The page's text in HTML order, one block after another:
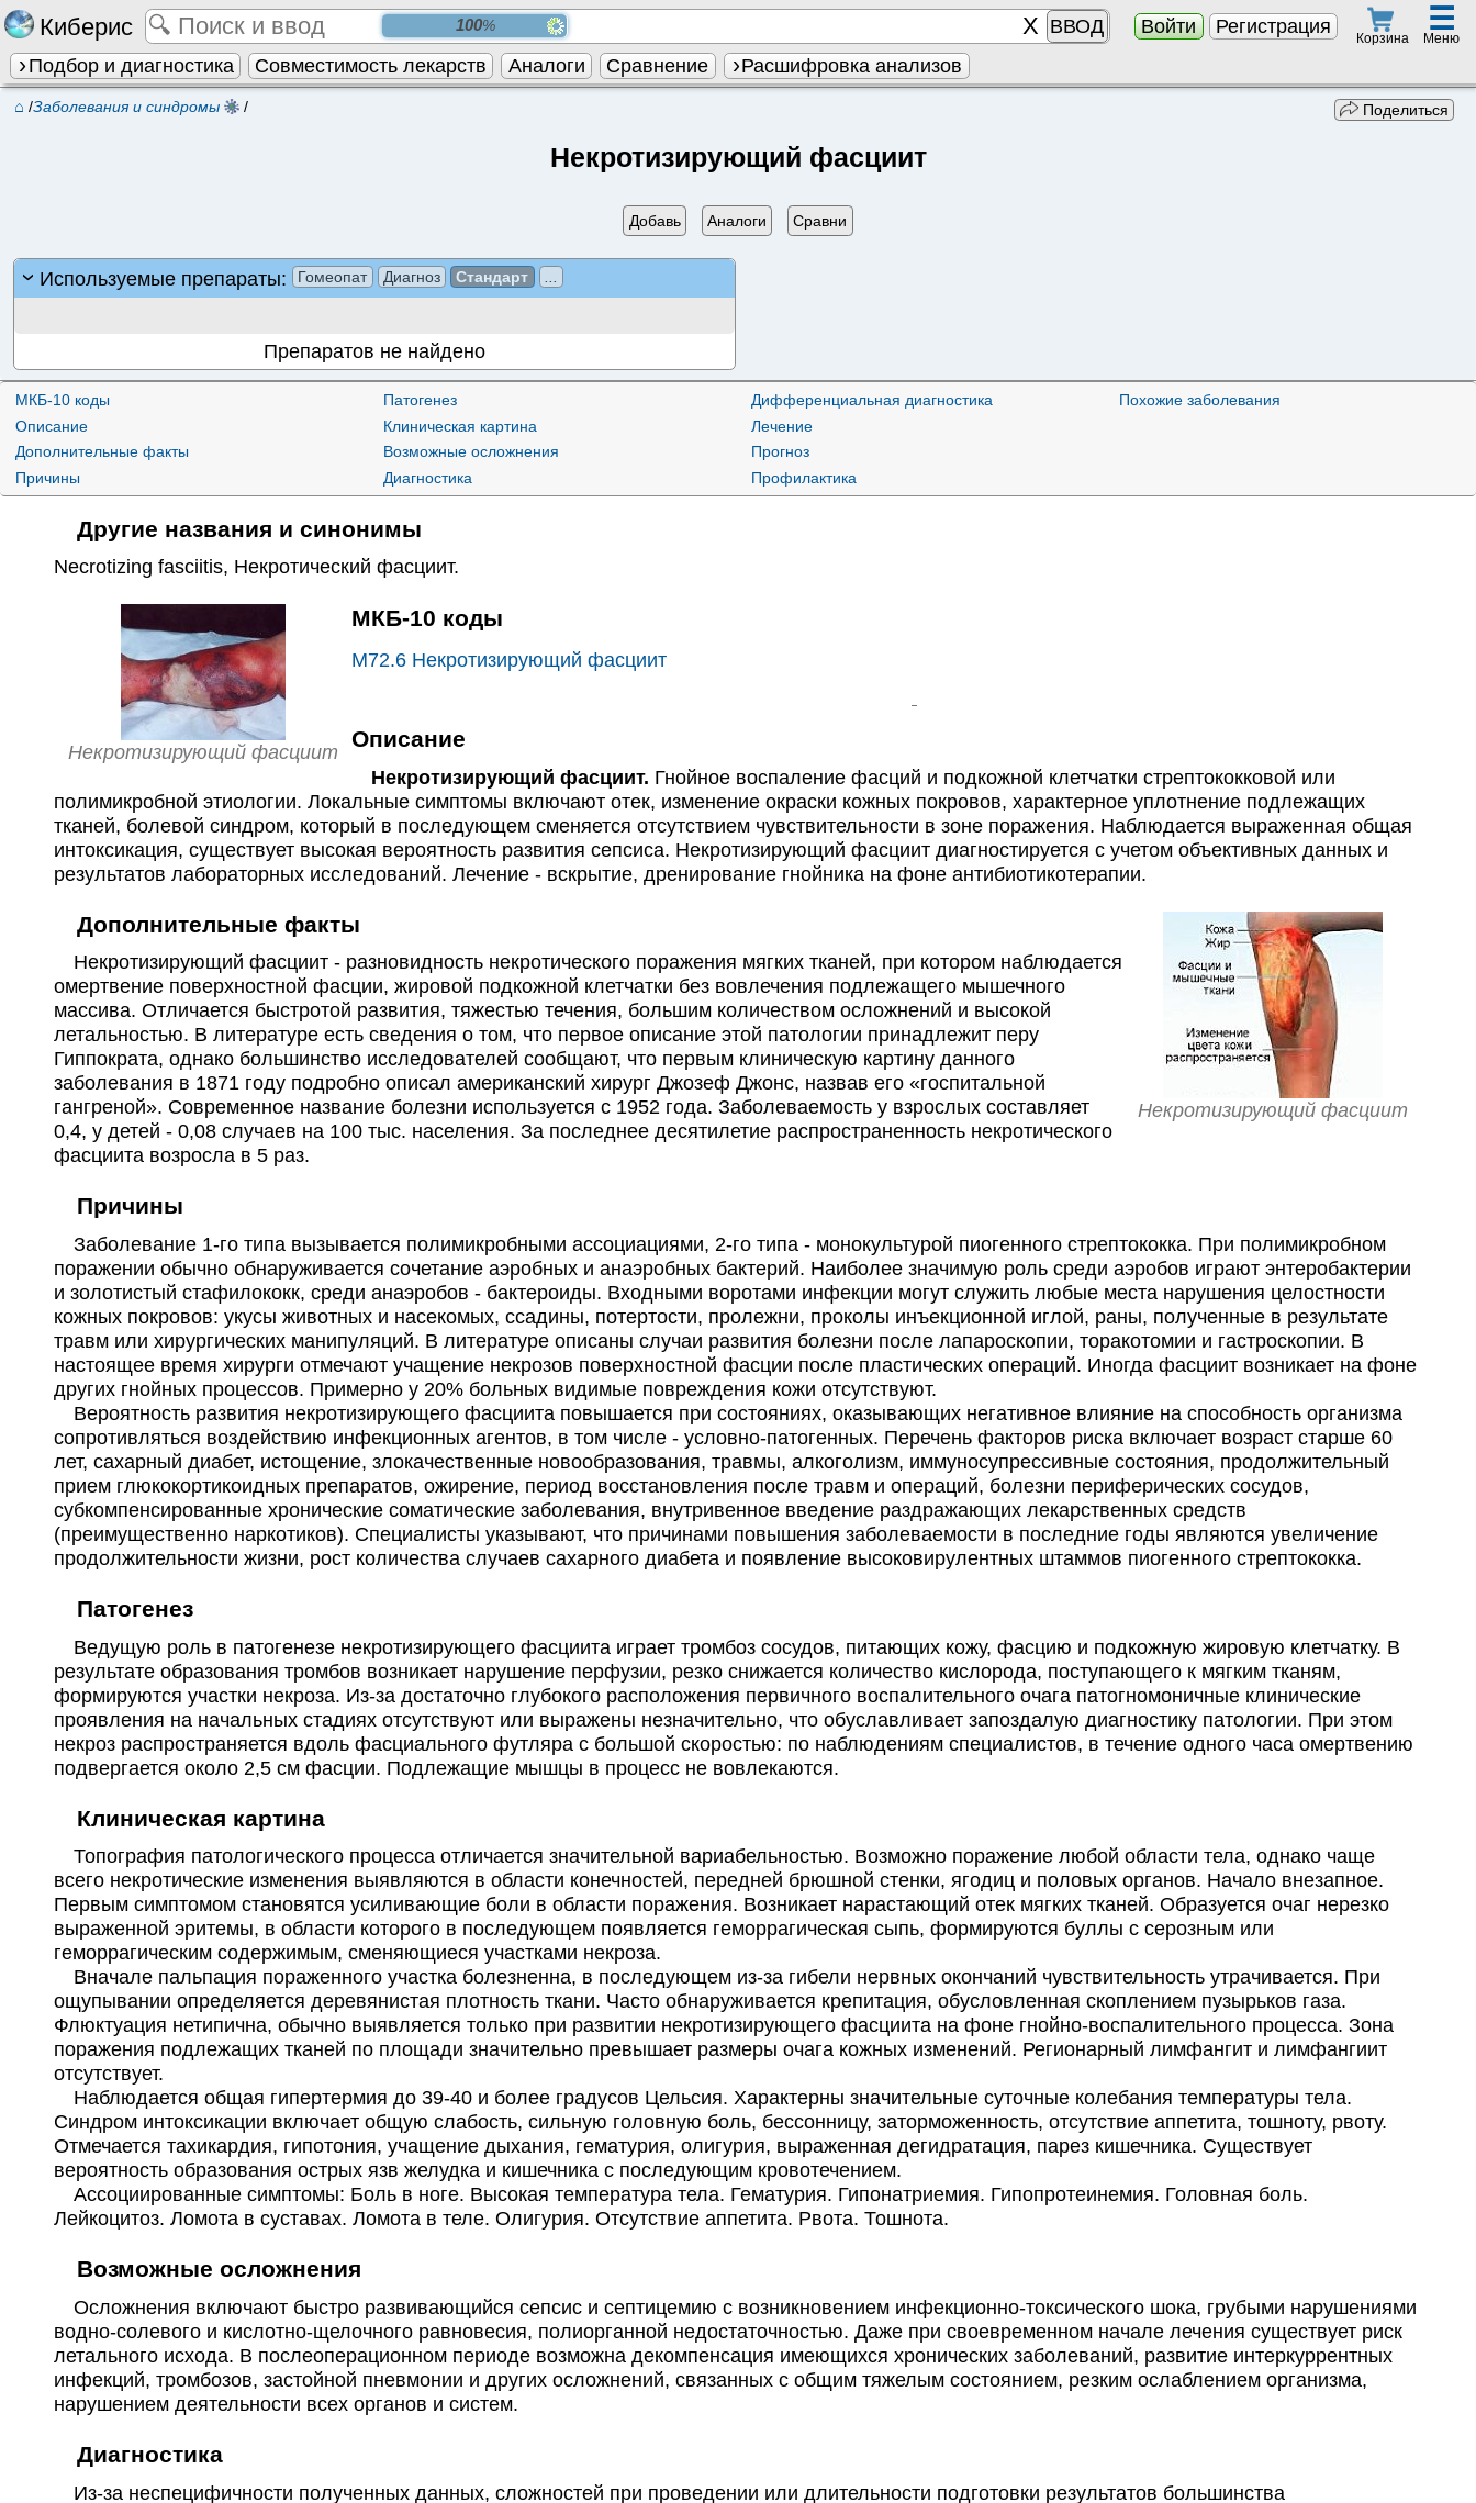
Киберис ВВОД Войти Регистрация
Корзина
☰
Меню
Подбор и диагностика Совместимость лекарств Аналоги Сравнение Расшифровка анализов
⌂ /Заболевания и синдромы / Поделиться
Некротизирующий фасциит
Добавь Аналоги Сравни
Используемые препараты: Гомеопат Диагноз Стандарт
Препаратов не найдено
МКБ-10 коды
Описание
Дополнительные факты
Причины
Патогенез
Клиническая картина
Возможные осложнения
Диагностика
Дифференциальная диагностика
Лечение
Прогноз
Профилактика
Похожие заболевания
Другие названия и синонимы
Necrotizing fasciitis, Некротический фасциит.
Некротизирующий фасциит
МКБ-10 коды
M72.6 Некротизирующий фасциит
Описание
Некротизирующий фасциит. Гнойное воспаление фасций и подкожной клетчатки стрептококковой или
полимикробной этиологии. Локальные симптомы включают отек, изменение окраски кожных покровов, характерное уплотнение подлежащих
тканей, болевой синдром, который в последующем сменяется отсутствием чувствительности в зоне поражения. Наблюдается выраженная общая
интоксикация, существует высокая вероятность развития сепсиса. Некротизирующий фасциит диагностируется с учетом объективных данных и
результатов лабораторных исследований. Лечение - вскрытие, дренирование гнойника на фоне антибиотикотерапии.
Некротизирующий фасциит
Дополнительные факты
Некротизирующий фасциит - разновидность некротического поражения мягких тканей, при котором наблюдается
омертвение поверхностной фасции, жировой подкожной клетчатки без вовлечения подлежащего мышечного
массива. Отличается быстротой развития, тяжестью течения, большим количеством осложнений и высокой
летальностью. В литературе есть сведения о том, что первое описание этой патологии принадлежит перу
Гиппократа, однако большинство исследователей сообщают, что первым клиническую картину данного
заболевания в 1871 году подробно описал американский хирург Джозеф Джонс, назвав его «госпитальной
гангреной». Современное название болезни используется с 1952 года. Заболеваемость у взрослых составляет
0,4, у детей - 0,08 случаев на 100 тыс. населения. За последнее десятилетие распространенность некротического
фасциита возросла в 5 раз.
Причины
Заболевание 1-го типа вызывается полимикробными ассоциациями, 2-го типа - монокультурой пиогенного стрептококка. При полимикробном
поражении обычно обнаруживается сочетание аэробных и анаэробных бактерий. Наиболее значимую роль среди аэробов играют энтеробактерии
и золотистый стафилококк, среди анаэробов - бактероиды. Входными воротами инфекции могут служить любые места нарушения целостности
кожных покровов: укусы животных и насекомых, ссадины, потертости, пролежни, проколы инъекционной иглой, раны, полученные в результате
травм или хирургических манипуляций. В литературе описаны случаи развития болезни после лапароскопии, торакотомии и гастроскопии. В
настоящее время хирурги отмечают учащение некрозов поверхностной фасции после пластических операций. Иногда фасциит возникает на фоне
других гнойных процессов. Примерно у 20% больных видимые повреждения кожи отсутствуют.
Вероятность развития некротизирующего фасциита повышается при состояниях, оказывающих негативное влияние на способность организма
сопротивляться воздействию инфекционных агентов, в том числе - условно-патогенных. Перечень факторов риска включает возраст старше 60
лет, сахарный диабет, истощение, злокачественные новообразования, травмы, алкоголизм, иммуносупрессивные состояния, продолжительный
прием глюкокортикоидных препаратов, ожирение, период восстановления после травм и операций, болезни периферических сосудов,
субкомпенсированные хронические соматические заболевания, внутривенное введение раздражающих лекарственных средств
(преимущественно наркотиков). Специалисты указывают, что причинами повышения заболеваемости в последние годы являются увеличение
продолжительности жизни, рост количества случаев сахарного диабета и появление высоковирулентных штаммов пиогенного стрептококка.
Патогенез
Ведущую роль в патогенезе некротизирующего фасциита играет тромбоз сосудов, питающих кожу, фасцию и подкожную жировую клетчатку. В
результате образования тромбов возникает нарушение перфузии, резко снижается количество кислорода, поступающего к мягким тканям,
формируются участки некроза. Из-за достаточно глубокого расположения первичного воспалительного очага патогномоничные клинические
проявления на начальных стадиях отсутствуют или выражены незначительно, что обуславливает запоздалую диагностику патологии. При этом
некроз распространяется вдоль фасциального футляра с большой скоростью: по наблюдениям специалистов, в течение одного часа омертвению
подвергается около 2,5 см фасции. Подлежащие мышцы в процесс не вовлекаются.
Клиническая картина
Топография патологического процесса отличается значительной вариабельностью. Возможно поражение любой области тела, однако чаще
всего некротические изменения выявляются в области конечностей, передней брюшной стенки, ягодиц и половых органов. Начало внезапное.
Первым симптомом становятся усиливающие боли в области поражения. Возникает нарастающий отек мягких тканей. Образуется очаг нерезко
выраженной эритемы, в области которого в последующем появляется геморрагическая сыпь, формируются буллы с серозным или
геморрагическим содержимым, сменяющиеся участками некроза.
Вначале пальпация пораженного участка болезненна, в последующем из-за гибели нервных окончаний чувствительность утрачивается. При
ощупывании определяется деревянистая плотность ткани. Часто обнаруживается крепитация, обусловленная скоплением пузырьков газа.
Флюктуация нетипична, обычно выявляется только при развитии некротизирующего фасциита на фоне гнойно-воспалительного процесса. Зона
поражения подлежащих тканей по площади значительно превышает размеры очага кожных изменений. Регионарный лимфангит и лимфангиит
отсутствует.
Наблюдается общая гипертермия до 39-40 и более градусов Цельсия. Характерны значительные суточные колебания температуры тела.
Синдром интоксикации включает общую слабость, сильную головную боль, бессонницу, заторможенность, отсутствие аппетита, тошноту, рвоту.
Отмечается тахикардия, гипотония, учащение дыхания, гематурия, олигурия, выраженная дегидратация, парез кишечника. Существует
вероятность образования острых язв желудка и кишечника с последующим кровотечением.
Ассоциированные симптомы: Боль в ноге. Высокая температура тела. Гематурия. Гипонатриемия. Гипопротеинемия. Головная боль.
Лейкоцитоз. Ломота в суставах. Ломота в теле. Олигурия. Отсутствие аппетита. Рвота. Тошнота.
Возможные осложнения
Осложнения включают быстро развивающийся сепсис и септицемию с возникновением инфекционно-токсического шока, грубыми нарушениями
водно-солевого и кислотно-щелочного равновесия, полиорганной недостаточностью. Даже при своевременном начале лечения существует риск
летального исхода. В послеоперационном периоде возможна декомпенсация имеющихся хронических заболеваний, развитие интеркуррентных
инфекций, тромбозов, застойной пневмонии и других осложнений, связанных с общим тяжелым состоянием, резким ослаблением организма,
нарушением деятельности всех органов и систем.
Диагностика
Из-за неспецифичности полученных данных, сложностей при проведении или длительности подготовки результатов большинства